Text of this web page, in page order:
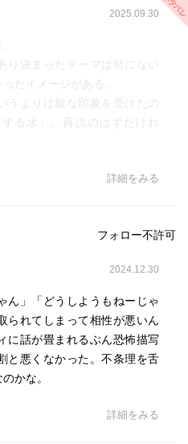
人
に単純で、難解な言葉を使っ
が透けて見えて、好みではな
が思い描けなかったのも入り
がじんわり寒くなるような静
暴力性が高い「怪異」のホラ
ればもっと楽しいのかも。
2025.09.30
り決まったテーマは特にない
たイメージがある。
うよりは厭な印象を受けたの
る水』。再読のはずだけれ
詳細をみる
フォロー不許可
2024.12.30
ん」「どうしようもねーじゃ
られてしまって相性が悪いん
に話が畳まれるぶん恐怖描写
と悪くなかった。不条理を舌
かな。
詳細をみる